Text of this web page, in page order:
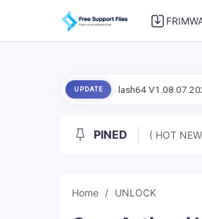
UPDATE
Flash Flash64 V1.08.07.2026 Latest
PINED ( HOT
Home UNLOCK